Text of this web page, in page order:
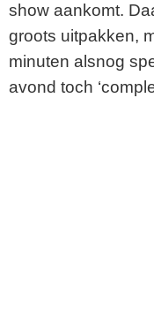
show aankomt.
groots uitpakken,
minuten alsnog
avond toch